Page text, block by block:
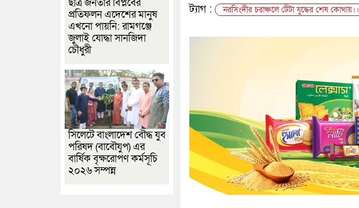
ট্যাগ :
নরসিংদীর চরাঞ্চলে টেঁটা যুদ্ধের শেষ কোথায়।।
ছাত্র জনতার বিপ্লবের
প্রতিফলন এদেশের মানুষ
এখনো পায়নি: রামগঞ্জে
জুলাই যোদ্ধা সানজিদা
চৌধুরী
সিলেটে বাংলাদেশ বৌদ্ধ যুব
পরিষদ (বাবৌযুপ) এর
বার্ষিক বৃক্ষরোপণ কর্মসূচি
২০২৬ সম্পন্ন